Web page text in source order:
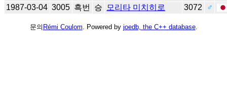
1987-03-04 3005 흑번 승 모리타 미치히로 3072 ♂
문의 Rémi Coulom . Powered by joedb, the C++ database.